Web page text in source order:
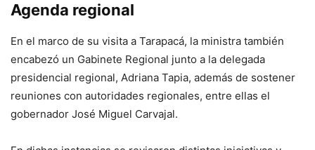
Agenda regional
En el marco de su visita a Tarapacá, la ministra también
encabezó un Gabinete Regional junto a la delegada
presidencial regional, Adriana Tapia, además de sostener
reuniones con autoridades regionales, entre ellas el
gobernador José Miguel Carvajal.